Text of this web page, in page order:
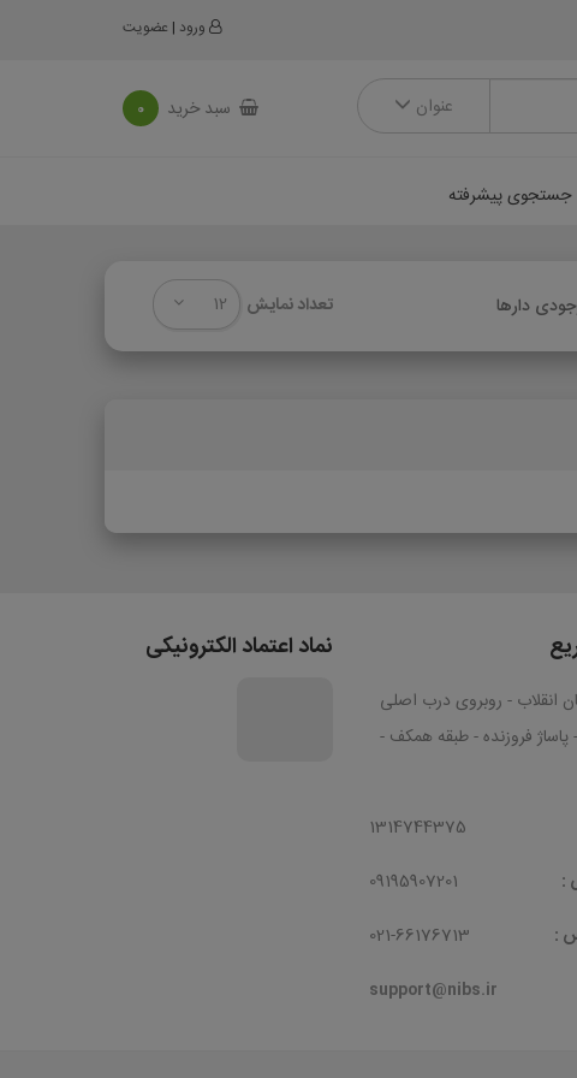
ورود | عضویت
عنوان سبد خرید 0
جستجوی پیشرفته
دارها تعداد نمایش 12
انقلاب - روبروی درب اصلی
پاساژ فروزنده - طبقه همکف -
1314744375
:
09195907201
:
021-66176713
support@nibs.ir
نماد اعتماد الکترونیکی